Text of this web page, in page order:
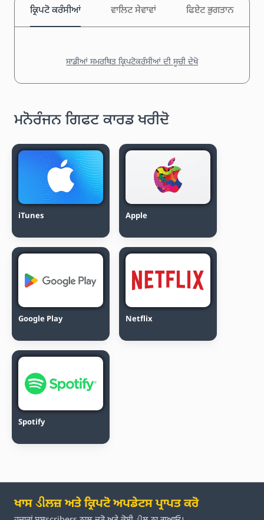
ਕ੍ਰਿਪਟੋ ਕਰੰਸੀਆਂ ਵਾਲਿਟ ਸੇਵਾਵਾਂ ਫਿਏਟ ਭੁਗਤਾਨ
ਸਾਡੀਆਂ ਸਮਰਥਿਤ ਕ੍ਰਿਪਟੋਕਰੰਸੀਆਂ ਦੀ ਸੂਚੀ ਦੇਖੋ
ਮਨੋਰੰਜਨ ਗਿਫਟ ਕਾਰਡ ਖਰੀਦੋ
iTunes Apple
Google Play Netflix
Spotify
ਖਾਸ ડીਲਜ਼ ਅਤੇ ਕ੍ਰਿਪਟੋ ਅਪਡੇਟਸ ਪ੍ਰਾਪਤ ਕਰੋ